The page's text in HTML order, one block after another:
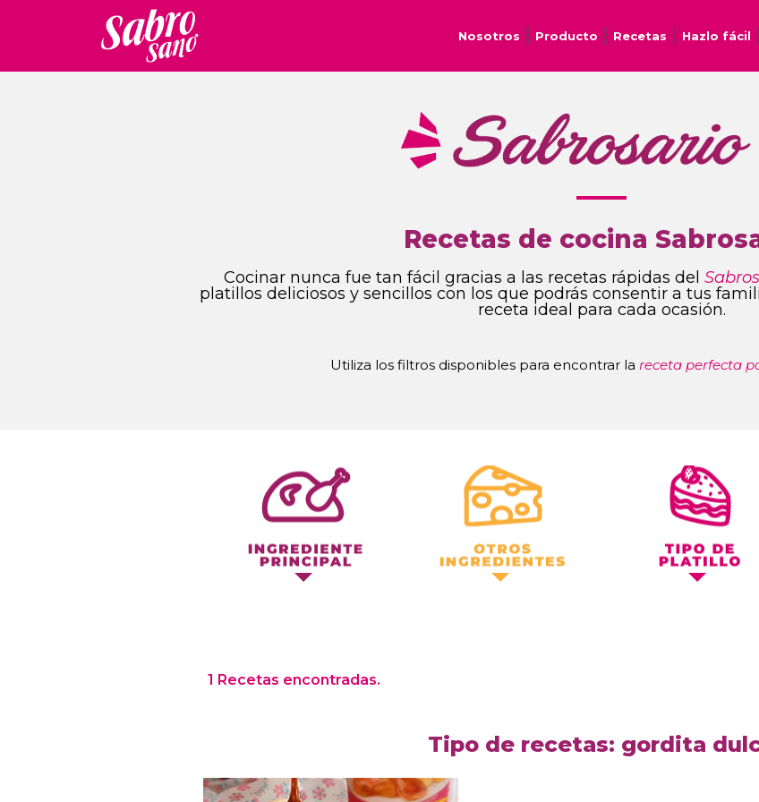
Nosotros Producto Recetas Hazlo fácil
Recetas de cocina
Cocinar nunca fue tan fácil gracias a las recetas rápidas del
platillos deliciosos y sencillos con los que podrás consentir a tus
receta ideal para cada ocasión.
Utiliza los filtros disponibles para encontrar la receta perfecta
Otros Ingredientes Tipo de Platillo
1 Recetas encontradas.
Tipo de recetas: gordita